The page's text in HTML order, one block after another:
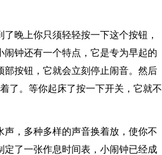
晚上你只须轻轻按一下这个按钮，
钟还有一个特点，它是专为早起的
按钮，它就会立刻停止闹音。然后
了。等你起床了按一下开关，它就不
，多种多样的声音换着放，使你不
了一张作息时间表，小闹钟已经成